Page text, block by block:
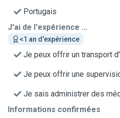
Portugais
J'ai de l'expérience ...
<1 an d'expérience
Je peux offrir un transport
Je peux offrir une
Je sais administrer des
Informations confirmées